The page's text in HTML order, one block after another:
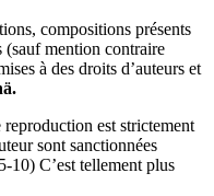
compositions présents
(sauf mention contraire
à des droits d’auteurs et
est strictement
sont sanctionnées
10) C’est tellement plus